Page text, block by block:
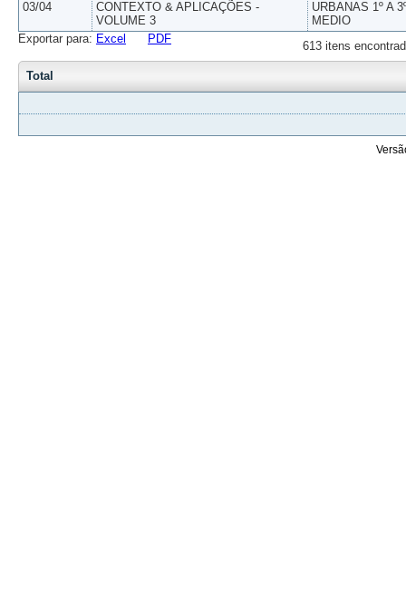
03/04
CONTEXTO & APLICAÇÕES -
VOLUME 3
URBANAS 1º A
MEDIO
613 itens
Exportar para: Excel PDF
Total